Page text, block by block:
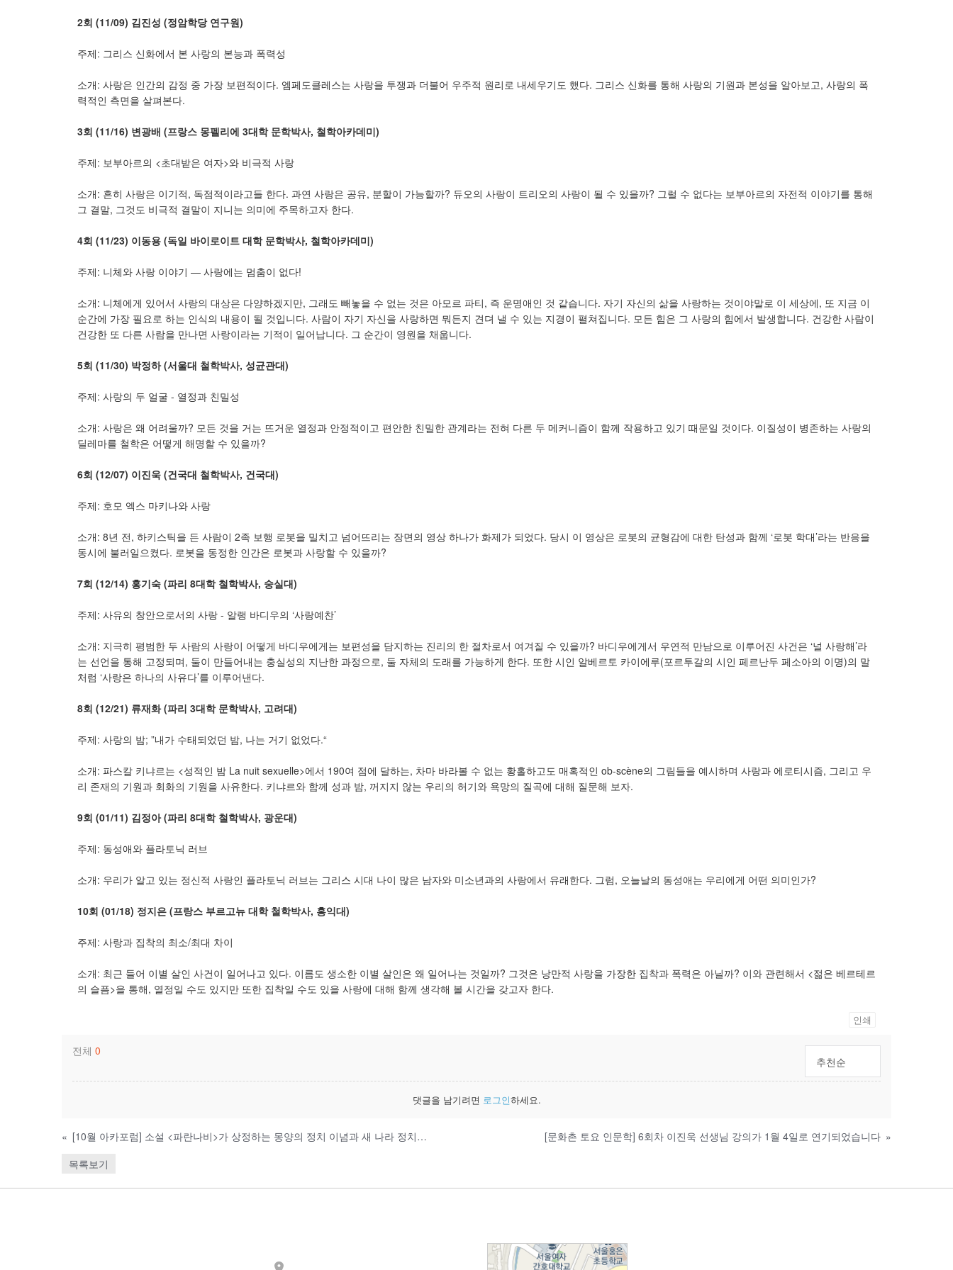
2회 (11/09) 김진성 (정암학당 연구원)
주제: 그리스 신화에서 본 사랑의 본능과 폭력성
소개: 사랑은 인간의 감정 중 가장 보편적이다. 엠페도클레스는 사랑을 투쟁과 더불어 우주적 원리로 내세우기도 했다. 그리스 신화를 통해 사랑의 기원과 본성을 알아보고, 사랑의 폭
력적인 측면을 살펴본다.
3회 (11/16) 변광배 (프랑스 몽펠리에 3대학 문학박사, 철학아카데미)
주제: 보부아르의 <초대받은 여자>와 비극적 사랑
소개: 흔히 사랑은 이기적, 독점적이라고들 한다. 과연 사랑은 공유, 분할이 가능할까? 듀오의 사랑이 트리오의 사랑이 될 수 있을까? 그럴 수 없다는 보부아르의 자전적 이야기를 통해
그 결말, 그것도 비극적 결말이 지니는 의미에 주목하고자 한다.
4회 (11/23) 이동용 (독일 바이로이트 대학 문학박사, 철학아카데미)
주제: 니체와 사랑 이야기 — 사랑에는 멈춤이 없다!
소개: 니체에게 있어서 사랑의 대상은 다양하겠지만, 그래도 빼놓을 수 없는 것은 아모르 파티, 즉 운명애인 것 같습니다. 자기 자신의 삶을 사랑하는 것이야말로 이 세상에, 또 지금 이
순간에 가장 필요로 하는 인식의 내용이 될 것입니다. 사람이 자기 자신을 사랑하면 뭐든지 견뎌 낼 수 있는 지경이 펼쳐집니다. 모든 힘은 그 사랑의 힘에서 발생합니다. 건강한 사람이
건강한 또 다른 사람을 만나면 사랑이라는 기적이 일어납니다. 그 순간이 영원을 채웁니다.
5회 (11/30) 박정하(서울대 철학박사, 성균관대)
주제: 사랑의 두 얼굴 - 열정과 친밀성
소개: 사랑은 왜 어려울까? 모든 것을 거는 뜨거운 열정과 안정적이고 편안한 친밀한 관계라는 전혀 다른 두 메커니즘이 함께 작용하고 있기 때문일 것이다. 이질성이 병존하는 사랑의
딜레마를 철학은 어떻게 해명할 수 있을까?
6회 (12/07) 이진욱 (건국대 철학박사, 건국대)
주제: 호모 엑스 마키나와 사랑
소개: 8년 전, 하키스틱을 든 사람이 2족 보행 로봇을 밀치고 넘어뜨리는 장면의 영상 하나가 화제가 되었다. 당시 이 영상은 로봇의 균형감에 대한 탄성과 함께 ‘로봇 학대’라는 반응을
동시에 불러일으켰다. 로봇을 동정한 인간은 로봇과 사랑할 수 있을까?
7회 (12/14) 홍기숙 (파리 8대학 철학박사, 숭실대)
주제: 사유의 창안으로서의 사랑 - 알랭 바디우의 ‘사랑예찬’
소개: 지극히 평범한 두 사람의 사랑이 어떻게 바디우에게는 보편성을 담지하는 진리의 한 절차로서 여겨질 수 있을까? 바디우에게서 우연적 만남으로 이루어진 사건은 ‘널 사랑해’라
는 선언을 통해 고정되며, 둘이 만들어내는 충실성의 지난한 과정으로, 둘 자체의 도래를 가능하게 한다. 또한 시인 알베르토 카이에루(포르투갈의 시인 페르난두 페소아의 이명)의 말
처럼 ‘사랑은 하나의 사유다’를 이루어낸다.
8회 (12/21) 류재화(파리 3대학 문학박사, 고려대)
주제: 사랑의 밤; ”내가 수태되었던 밤, 나는 거기 없었다.“
소개: 파스칼 키냐르는 <성적인 밤 La nuit sexuelle>에서 190여 점에 달하는, 차마 바라볼 수 없는 황홀하고도 매혹적인 ob-scène의 그림들을 예시하며 사랑과 에로티시즘, 그리고 우
리 존재의 기원과 회화의 기원을 사유한다. 키냐르와 함께 성과 밤, 꺼지지 않는 우리의 허기와 욕망의 질곡에 대해 질문해 보자.
9회 (01/11) 김정아(파리 8대학 철학박사, 광운대)
주제: 동성애와 플라토닉 러브
소개: 우리가 알고 있는 정신적 사랑인 플라토닉 러브는 그리스 시대 나이 많은 남자와 미소년과의 사랑에서 유래한다. 그럼, 오늘날의 동성애는 우리에게 어떤 의미인가?
10회 (01/18) 정지은 (프랑스 부르고뉴 대학 철학박사, 홍익대)
주제: 사랑과 집착의 최소/최대 차이
소개: 최근 들어 이별 살인 사건이 일어나고 있다. 이름도 생소한 이별 살인은 왜 일어나는 것일까? 그것은 낭만적 사랑을 가장한 집착과 폭력은 아닐까? 이와 관련해서 <젊은 베르테르
의 슬픔>을 통해, 열정일 수도 있지만 또한 집착일 수도 있을 사랑에 대해 함께 생각해 볼 시간을 갖고자 한다.
인쇄
전체 0
추천순
댓글을 남기려면 로그인하세요.
« [10월 아카포럼] 소설 <파란나비>가 상정하는 몽양의 정치 이념과 새 나라 정치구상_최태욱 선생님 [문화촌 토요 인문학] 6회차 이진욱 선생님 강의가 1월 4일로 연기되었습니다 »
목록보기